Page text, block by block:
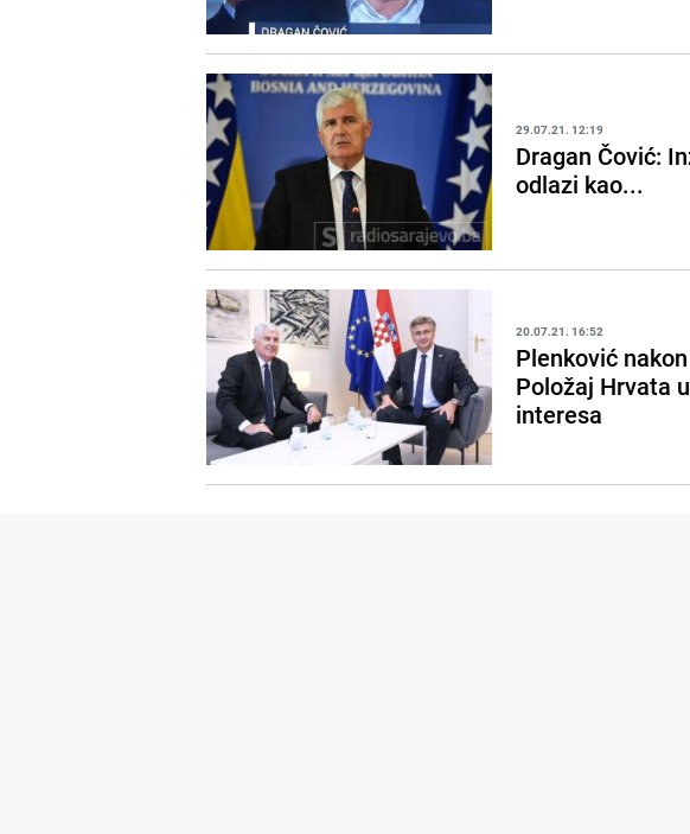
29.07.21. 12:19
Dragan Čović:
odlazi kao...
20.07.21. 16:52
Plenković
Položaj Hrvata
interesa